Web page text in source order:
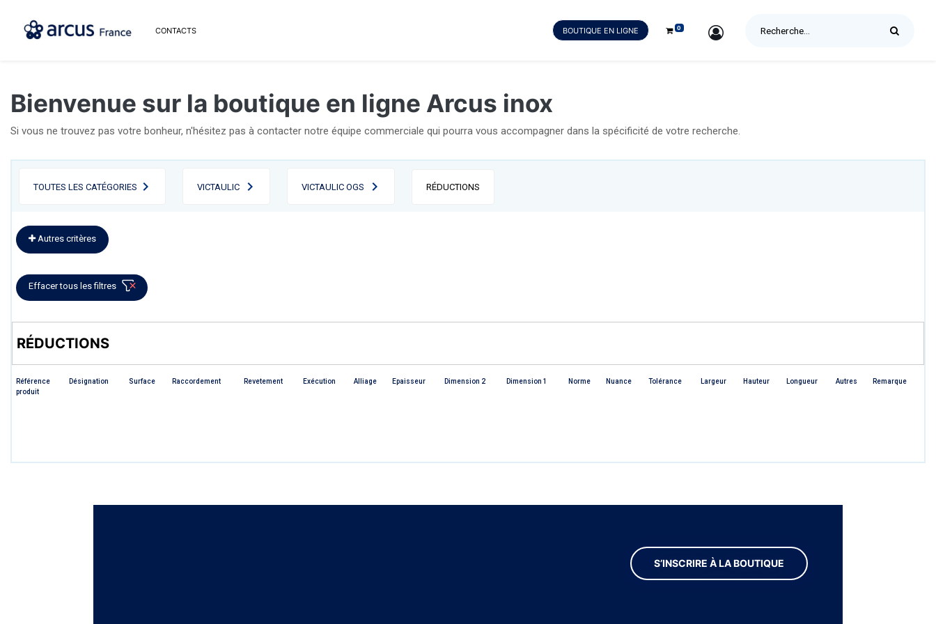
CONTACTS BOUTIQUE EN LIGNE 0 SIGN IN
Bienvenue sur la boutique en ligne Arcus inox
Si vous ne trouvez pas votre bonheur, n'hésitez pas à contacter notre équipe commerciale qui pourra vous accompagner dans la spécificité de votre recherche.
TOUTES LES CATÉGORIES VICTAULIC VICTAULIC OGS RÉDUCTIONS
Autres critères
Effacer tous les filtres
RÉDUCTIONS
Référence
produit
Désignation Surface Raccordement Revetement Exécution Alliage Epaisseur Dimension 2 Dimension 1 Norme Nuance Tolérance Largeur Hauteur Longueur Autres Remarque
S’INSCRIRE À LA BOUTIQUE